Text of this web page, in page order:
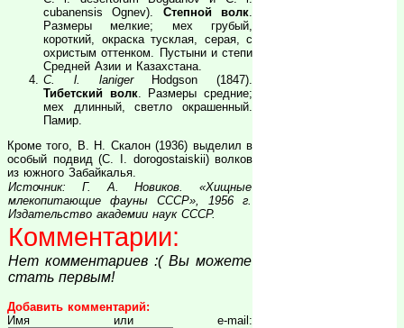
cubanensis Ognev). Степной волк
Размеры мелкие; мех грубый,
короткий, окраска тусклая, серая, с
охристым оттенком. Пустыни и степи
Средней Азии и Казахстана.
C. l. lanigerHodgson (1847).
Тибетский волк. Размеры средние;
мех длинный, светло окрашенный.
Памир.
Кроме того, В. Н. Скалон (1936) выделил в
особый подвид (C. I. dorogostaiskii) волков
из южного Забайкалья.
Источник: Г. А. Новиков. «Хищные
млекопитающие фауны СССР», 1956 г.
Издательство академии наук СССР.
Комментарии:
Нет комментариев :( Вы можете
стать первым!
Добавить комментарий:
Имя или e-mail: